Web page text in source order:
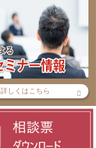
詳しくはこちら